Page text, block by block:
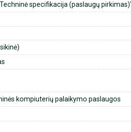
specifikacija (paslaugų
kompiuterių palaikymo paslaugos